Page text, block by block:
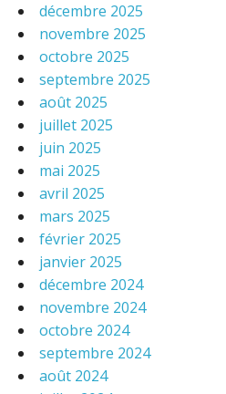
décembre 2025
novembre 2025
octobre 2025
septembre 2025
août 2025
juillet 2025
juin 2025
mai 2025
avril 2025
mars 2025
février 2025
janvier 2025
décembre 2024
novembre 2024
octobre 2024
septembre 2024
août 2024